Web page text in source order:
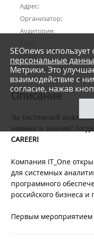
Адрес:
Организатор:
Аудитория:
Email:
Возрастное
Описание
Ты системный
навыки и знания?
CAREER!
Компания IT_One
для системных
программного
российского бизнеса и
Первым мероприятием
SEOnews
персональные
Метрики. Это
взаимодействие с
согласие, нажав